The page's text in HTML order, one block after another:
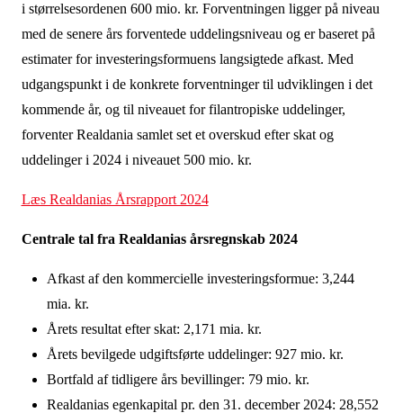
i størrelsesordenen 600 mio. kr. Forventningen ligger på niveau
med de senere års forventede uddelingsniveau og er baseret på
estimater for investeringsformuens langsigtede afkast. Med
udgangspunkt i de konkrete forventninger til udviklingen i det
kommende år, og til niveauet for filantropiske uddelinger,
forventer Realdania samlet set et overskud efter skat og
uddelinger i 2024 i niveauet 500 mio. kr.
Læs Realdanias Årsrapport 2024
Centrale tal fra Realdanias årsregnskab 2024
Afkast af den kommercielle investeringsformue: 3,244
mia. kr.
Årets resultat efter skat: 2,171 mia. kr.
Årets bevilgede udgiftsførte uddelinger: 927 mio. kr.
Bortfald af tidligere års bevillinger: 79 mio. kr.
Realdanias egenkapital pr. den 31. december 2024: 28,552